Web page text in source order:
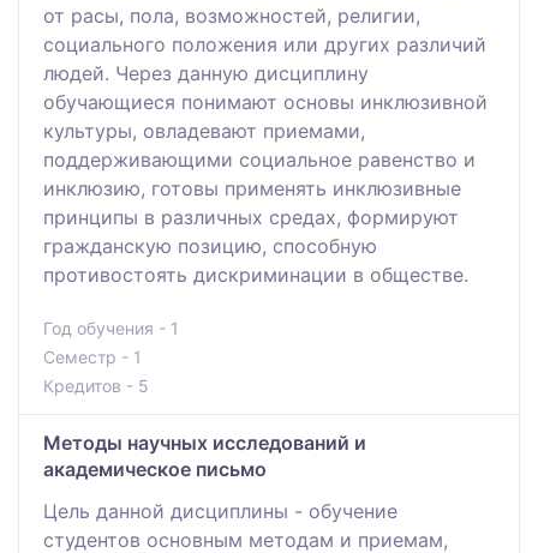
от расы, пола, возможностей, религии,
социального положения или других различий
людей. Через данную дисциплину
обучающиеся понимают основы инклюзивной
культуры, овладевают приемами,
поддерживающими социальное равенство и
инклюзию, готовы применять инклюзивные
принципы в различных средах, формируют
гражданскую позицию, способную
противостоять дискриминации в обществе.
Год обучения - 1
Семестр - 1
Кредитов - 5
Методы научных исследований и
академическое письмо
Цель данной дисциплины - обучение
студентов основным методам и приемам,